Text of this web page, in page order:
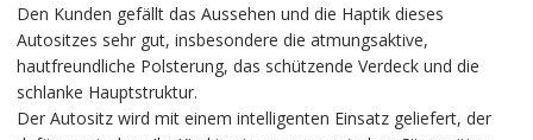
Den Kunden gefällt das Aussehen und die Haptik dieses
Autositzes sehr gut, insbesondere die atmungsaktive,
hautfreundliche Polsterung, das schützende Verdeck und die
schlanke Hauptstruktur.
Der Autositz wird mit einem intelligenten Einsatz geliefert, der